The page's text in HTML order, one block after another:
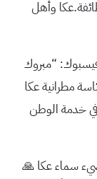
وأهل
فيسبوك: “مبروك
مطرانية عكا
في خدمة الوطن
سماء عكا 🙏